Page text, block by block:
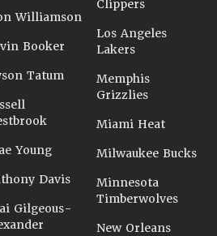
Williamson
Booker
Tatum
Young
Davis
Gilgeous-
Clippers
Los Angeles
Lakers
Memphis
Grizzlies
Miami Heat
Milwaukee Bucks
Minnesota
Timberwolves
New Orleans